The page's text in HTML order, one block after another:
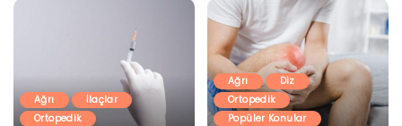
Ağrı
İlaçlar
Ortopedik
Ağrı
Diz
Ortopedik
Popüler Konular